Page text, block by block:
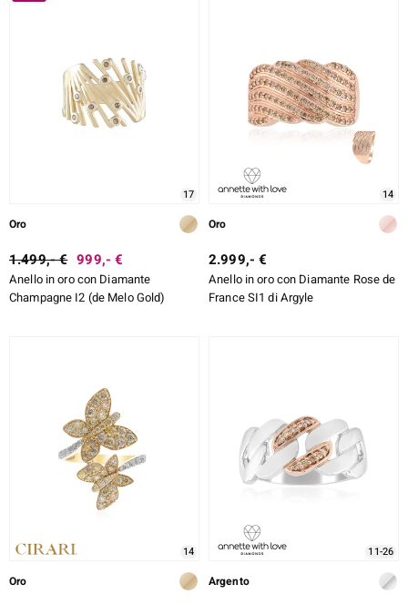
17
Oro
1.499,- € 999,- €
Anello in oro con Diamante
Champagne I2 (de Melo Gold)
14
Oro
2.999,- €
Anello in oro con Diamante Rose de
France SI1 di Argyle
14
Oro
11-26
Argento